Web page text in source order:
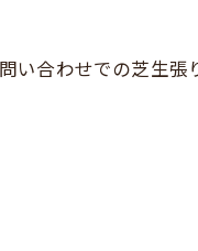
い合わせでの芝生張